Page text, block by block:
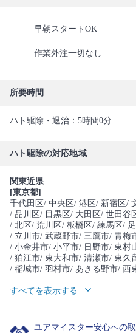
早朝スタートOK
作業外注一切なし
所要時間
ハト駆除・退治：5時間0分
ハト駆除の対応地域
関東近県
[東京都]
千代田区/ 中央区/ 港区/ 新宿区/
/ 品川区/ 目黒区/ 大田区/ 世田谷
/ 北区/ 荒川区/ 板橋区/ 練馬区/
/ 立川市/ 武蔵野市/ 三鷹市/ 青梅
/ 小金井市/ 小平市/ 日野市/ 東村
/ 狛江市/ 東大和市/ 清瀬市/ 東久
/ 稲城市/ 羽村市/ あきる野市/ 西
すべてを表示する
ユアマイスター安心への